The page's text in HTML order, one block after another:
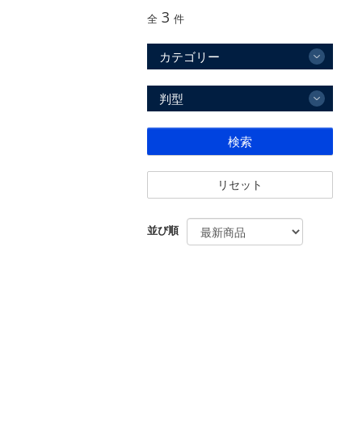
全 3 件
カテゴリー
判型
検索
リセット
並び順